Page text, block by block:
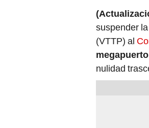
suspender
(VTTP) al
nulidad